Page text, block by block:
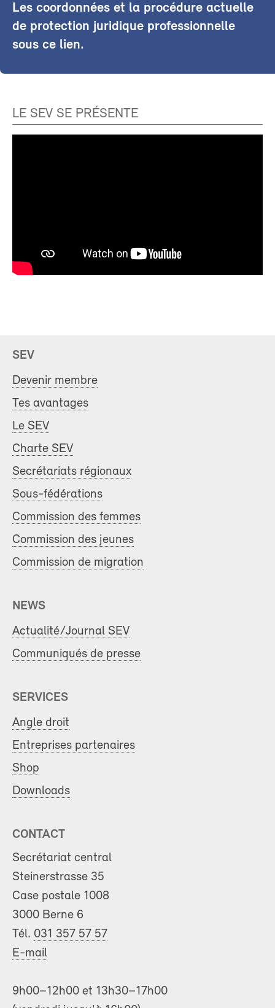
Les coordonnées et la procédure actuelle
de protection juridique professionnelle
sous ce lien.
LE SEV SE PRÉSENTE
SEV
Devenir membre
Tes avantages
Le SEV
Charte SEV
Secrétariats régionaux
Sous-fédérations
Commission des femmes
Commission des jeunes
Commission de migration
NEWS
Actualité/Journal SEV
Communiqués de presse
SERVICES
Angle droit
Entreprises partenaires
Shop
Downloads
CONTACT
Secrétariat central
Steinerstrasse 35
Case postale 1008
3000 Berne 6
Tél. 031 357 57 57
E-mail
9h00–12h00 et 13h30–17h00